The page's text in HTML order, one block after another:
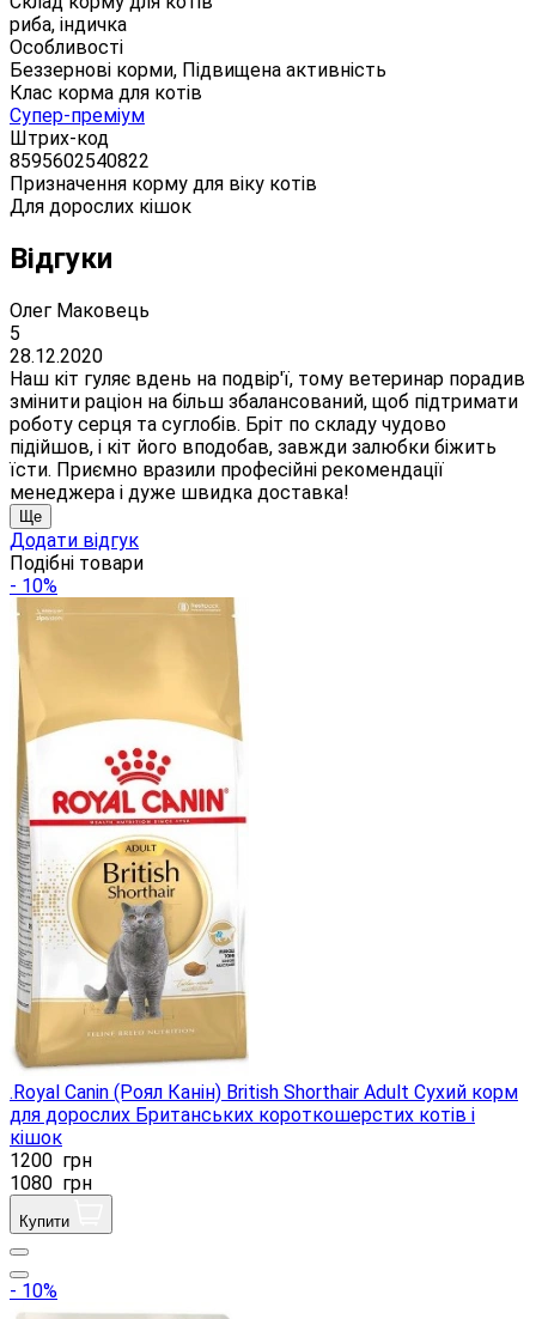
риба, індичка
Особливості
Беззернові корми, Підвищена активність
Клас корма для котів
Супер-преміум
Штрих-код
8595602540822
Призначення корму для віку котів
Для дорослих кішок
Відгуки
Олег Маковець
5
28.12.2020
Наш кіт гуляє вдень на подвір'ї, тому ветеринар порадив
змінити раціон на більш збалансований, щоб підтримати
роботу серця та суглобів. Бріт по складу чудово
підійшов, і кіт його вподобав, завжди залюбки біжить
їсти. Приємно вразили професійні рекомендації
менеджера і дуже швидка доставка!
Ще
Додати відгук
Подібні товари
- 10%
.Royal Canin (Роял Канін) British Shorthair Adult Сухий корм
для дорослих Британських короткошерстих котів і
кішок
1200 грн
1080 грн
Купити
- 10%